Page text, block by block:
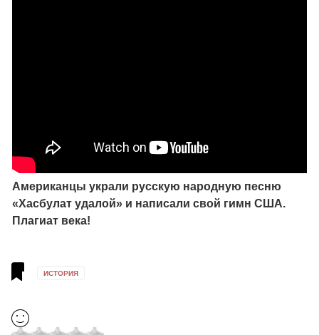
Американцы украли русскую народную песню
«Хасбулат удалой» и написали свой гимн США.
Плагиат века!
ИСТОРИЯ